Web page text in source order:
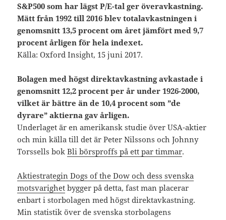
S&P500 som har lägst P/E-tal ger överavkastning.
Mätt från 1992 till 2016 blev totalavkastningen i
genomsnitt 13,5 procent om året jämfört med 9,7
procent årligen för hela indexet.
Källa: Oxford Insight, 15 juni 2017.
Bolagen med högst direktavkastning avkastade i
genomsnitt 12,2 procent per år under 1926-2000,
vilket är bättre än de 10,4 procent som ”de
dyrare” aktierna gav årligen.
Underlaget är en amerikansk studie över USA-aktier
och min källa till det är Peter Nilssons och Johnny
Torssells bokBli börsproffs på ett par timmar.
Aktiestrategin Dogs of the Dow och dess svenska
motsvarighet bygger på detta, fast man placerar
enbart i storbolagen med högst direktavkastning.
Min statistik över de svenska storbolagens